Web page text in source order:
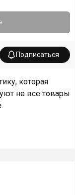
Подписаться
которая
не все товары